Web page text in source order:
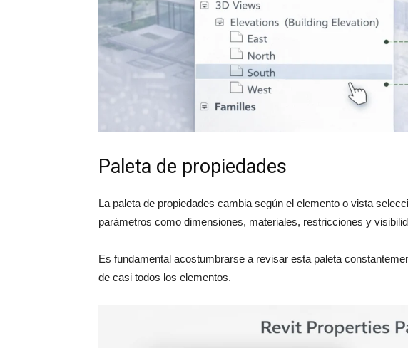
Paleta de propiedades
La paleta de propiedades cambia según el elemento o vista
parámetros como dimensiones, materiales, restricciones y
Es fundamental acostumbrarse a revisar esta paleta
de casi todos los elementos.